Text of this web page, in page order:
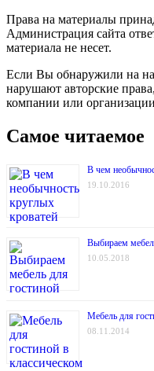
Права на материалы
Администрация сайта
материала не несет.
Если Вы обнаружили на
нарушают авторские
компании или
Самое читаемое
В чем
19.10.2016
Выбираем
10.05.2018
Мебель для
08.11.2014